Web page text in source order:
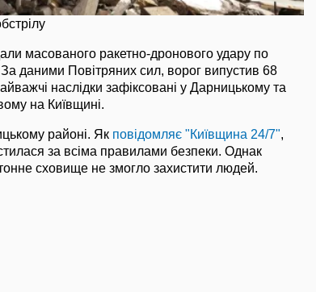
масованого ракетно-дронового удару по
даними Повітряних сил, ворог випустив 68
наслідки зафіксовані у Дарницькому та
на Київщині.
районі. Як повідомляє "Київщина 24/7",
за всіма правилами безпеки. Однак
сховище не змогло захистити людей.